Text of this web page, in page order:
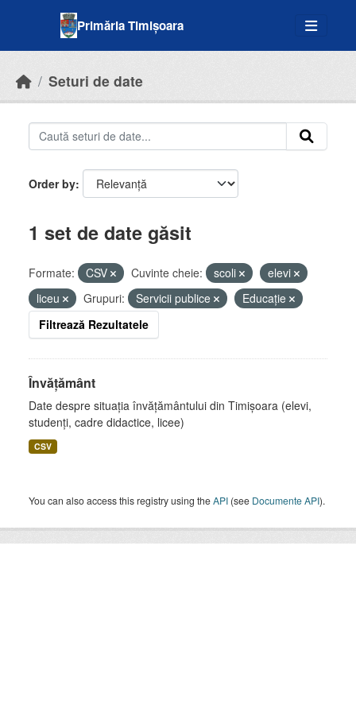
Primăria Timișoara
Seturi de date
Order by
1 set de date găsit
Formate: CSV Cuvinte cheie: scoli
elevi
liceu
Grupuri: Servicii publice
Educație
Filtrează Rezultatele
Învățământ
Date despre situația învățământului din Timișoara (elevi,
studenți, cadre didactice, licee)
CSV
You can also access this registry using theAPI (see Documente API).